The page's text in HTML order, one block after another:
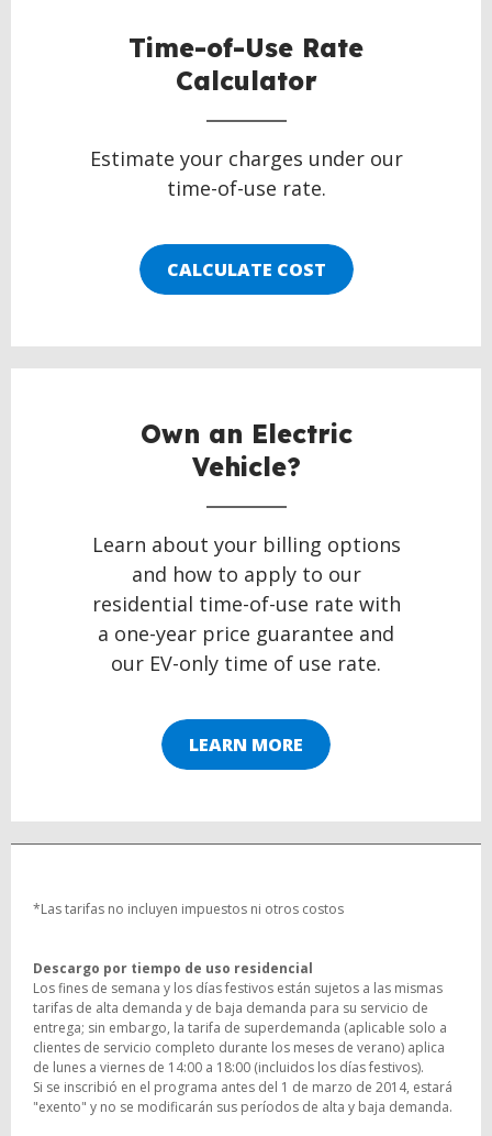
Time-of-Use Rate
Calculator
Estimate your charges under our
time-of-use rate.
CALCULATE COST
Own an Electric
Vehicle?
Learn about your billing options
and how to apply to our
residential time-of-use rate with
a one-year price guarantee and
our EV-only time of use rate.
LEARN MORE
*Las tarifas no incluyen impuestos ni otros costos
Descargo por tiempo de uso residencial
Los fines de semana y los días festivos están sujetos a las mismas
tarifas de alta demanda y de baja demanda para su servicio de
entrega; sin embargo, la tarifa de superdemanda (aplicable solo a
clientes de servicio completo durante los meses de verano) aplica
de lunes a viernes de 14:00 a 18:00 (incluidos los días festivos).
Si se inscribió en el programa antes del 1 de marzo de 2014, estará
"exento" y no se modificarán sus períodos de alta y baja demanda.